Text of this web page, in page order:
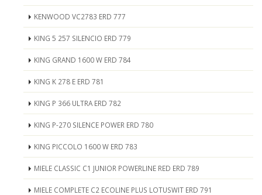
KENWOOD VC2783 ERD 777
KING 5 257 SILENCIO ERD 779
KING GRAND 1600 W ERD 784
KING K 278 E ERD 781
KING P 366 ULTRA ERD 782
KING P-270 SILENCE POWER ERD 780
KING PICCOLO 1600 W ERD 783
MIELE CLASSIC C1 JUNIOR POWERLINE RED ERD 789
MIELE COMPLETE C2 ECOLINE PLUS LOTUSWIT ERD 791